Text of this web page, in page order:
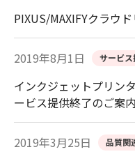
PIXUS/MAXIFYクラウ
2019年8月1日 サービ
インクジェットプリン
ービス提供終了のご案内
2019年3月25日 品質関